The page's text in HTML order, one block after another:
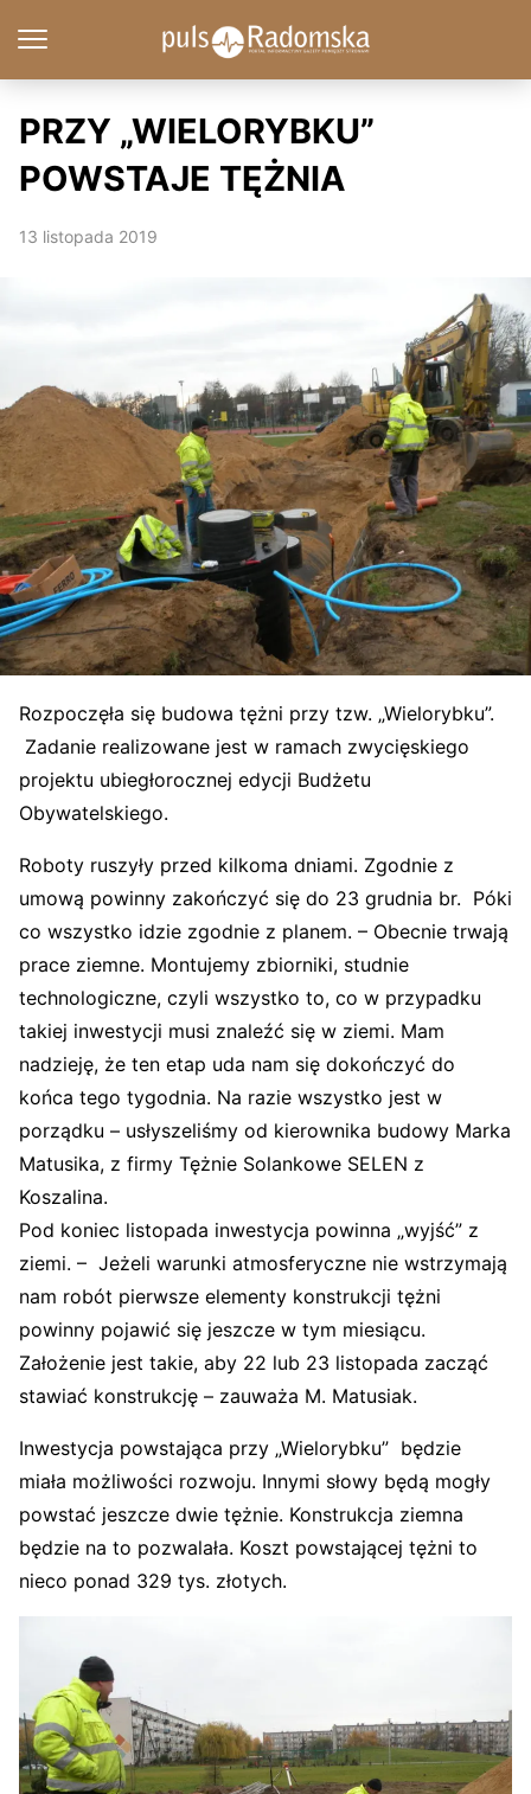
PRZY „WIELORYBKU”
POWSTAJE TĘŻNIA
13 listopada 2019
Rozpoczęła się budowa tężni przy tzw. „Wielorybku”.
Zadanie realizowane jest w ramach zwycięskiego
projektu ubiegłorocznej edycji Budżetu
Obywatelskiego.
Roboty ruszyły przed kilkoma dniami. Zgodnie z
umową powinny zakończyć się do 23 grudnia br. Póki
co wszystko idzie zgodnie z planem. – Obecnie trwają
prace ziemne. Montujemy zbiorniki, studnie
technologiczne, czyli wszystko to, co w przypadku
takiej inwestycji musi znaleźć się w ziemi. Mam
nadzieję, że ten etap uda nam się dokończyć do
końca tego tygodnia. Na razie wszystko jest w
porządku – usłyszeliśmy od kierownika budowy Marka
Matusika, z firmy Tężnie Solankowe SELEN z
Koszalina.
Pod koniec listopada inwestycja powinna „wyjść” z
ziemi. – Jeżeli warunki atmosferyczne nie wstrzymają
nam robót pierwsze elementy konstrukcji tężni
powinny pojawić się jeszcze w tym miesiącu.
Założenie jest takie, aby 22 lub 23 listopada zacząć
stawiać konstrukcję – zauważa M. Matusiak.
Inwestycja powstająca przy „Wielorybku” będzie
miała możliwości rozwoju. Innymi słowy będą mogły
powstać jeszcze dwie tężnie. Konstrukcja ziemna
będzie na to pozwalała. Koszt powstającej tężni to
nieco ponad 329 tys. złotych.